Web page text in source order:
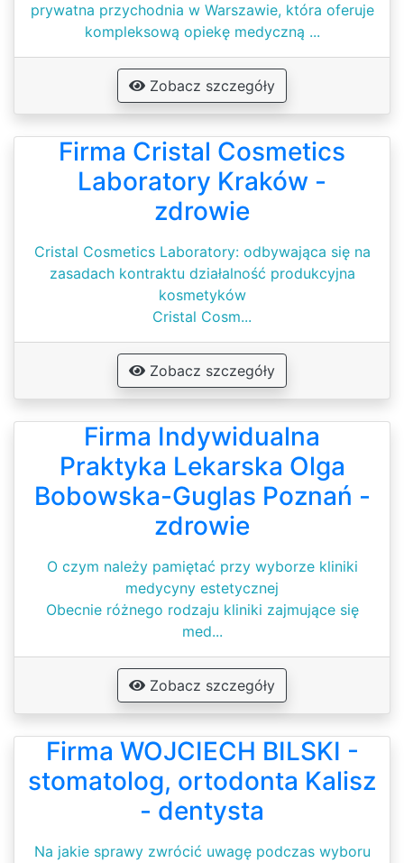
prywatna przychodnia w Warszawie, która oferuje
kompleksową opiekę medyczną ...
Zobacz szczegóły
Firma Cristal Cosmetics
Laboratory Kraków -
zdrowie
Cristal Cosmetics Laboratory: odbywająca się na
zasadach kontraktu działalność produkcyjna
kosmetyków
Cristal Cosm...
Zobacz szczegóły
Firma Indywidualna
Praktyka Lekarska Olga
Bobowska-Guglas Poznań -
zdrowie
O czym należy pamiętać przy wyborze kliniki
medycyny estetycznej
Obecnie różnego rodzaju kliniki zajmujące się
med...
Zobacz szczegóły
Firma WOJCIECH BILSKI -
stomatolog, ortodonta Kalisz
- dentysta
Na jakie sprawy zwrócić uwagę podczas wyboru